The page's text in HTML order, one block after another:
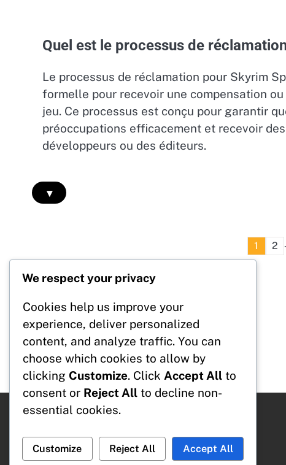
Quel est le processus de
Le processus de réclamation pour Skyrim
formelle pour recevoir une compensation
jeu. Ce processus est conçu pour garantir
préoccupations efficacement et recevoir
développeurs ou des éditeurs.
▾
1 2
Mentions légales
Contact
À propos de nous
Conditions de service
Cookies et suivi
Politique de confidentialité
Search
for:
We respect your privacy
Cookies help us improve your
experience, deliver personalized
content, and analyze traffic. You can
choose which cookies to allow by
clicking Customize. Click Accept All to
consent or Reject All to decline non-
essential cookies.
Customize Reject All Accept All